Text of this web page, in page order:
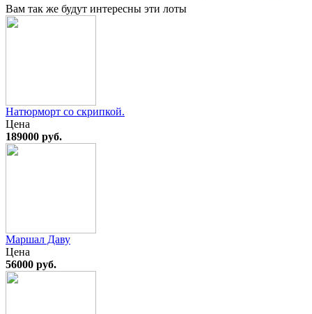
Вам так же будут интересны эти лоты
Натюрморт со скрипкой.
Цена
189000 руб.
Маршал Даву
Цена
56000 руб.